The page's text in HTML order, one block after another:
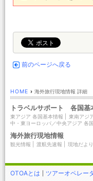
前のページへ戻る
HOME › 海外旅行現地情報 詳細
トラベルサポート 各国基
東アジア 各国基本情報 東南アジ
中・東ヨーロッパ／中央アジア 各
海外旅行現地情報
観光情報 渡航先速報 現地だより
OTOAとは ツアーオペレー